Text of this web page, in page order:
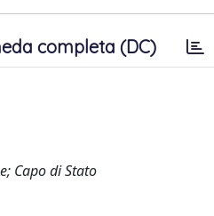
completa (DC)
Capo di Stato